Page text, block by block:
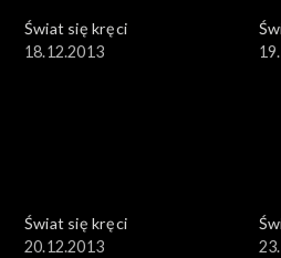
Świat się kręci
18.12.2013
Świat się kręci
20.12.2013